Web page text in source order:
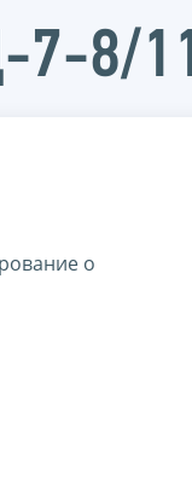
7-8/
о